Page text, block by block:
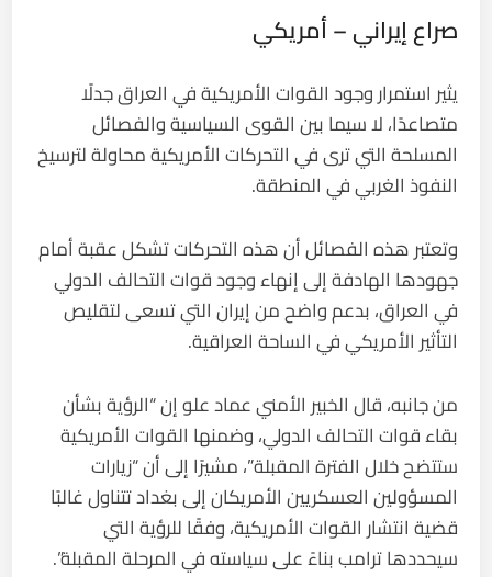
صراع إيراني – أمريكي
يثير استمرار وجود القوات الأمريكية في العراق جدلًا
متصاعدًا، لا سيما بين القوى السياسية والفصائل
المسلحة التي ترى في التحركات الأمريكية محاولة لترسيخ
النفوذ الغربي في المنطقة.
وتعتبر هذه الفصائل أن هذه التحركات تشكل عقبة أمام
جهودها الهادفة إلى إنهاء وجود قوات التحالف الدولي
في العراق، بدعم واضح من إيران التي تسعى لتقليص
التأثير الأمريكي في الساحة العراقية.
من جانبه، قال الخبير الأمني عماد علو إن “الرؤية بشأن
بقاء قوات التحالف الدولي، وضمنها القوات الأمريكية
ستتضح خلال الفترة المقبلة”، مشيرًا إلى أن “زيارات
المسؤولين العسكريين الأمريكان إلى بغداد تتناول غالبًا
قضية انتشار القوات الأمريكية، وفقًا للرؤية التي
سيحددها ترامب بناءً على سياسته في المرحلة المقبلة”.